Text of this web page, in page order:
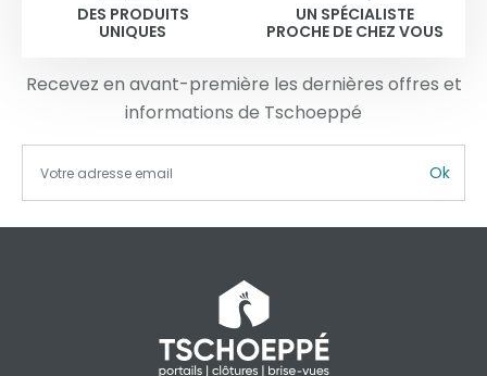
DES PRODUITS
UNIQUES
UN SPÉCIALISTE
PROCHE DE CHEZ VOUS
Recevez en avant-première les dernières offres et
informations de Tschoeppé
Ok